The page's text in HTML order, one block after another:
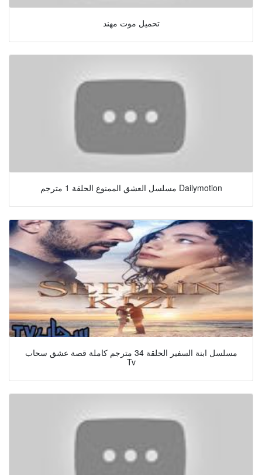
تحميل موت مهند
مسلسل العشق الممنوع الحلقة 1 مترجم Dailymotion
مسلسل ابنة السفير الحلقة 34 مترجم كاملة قصة عشق سحاب
Tv